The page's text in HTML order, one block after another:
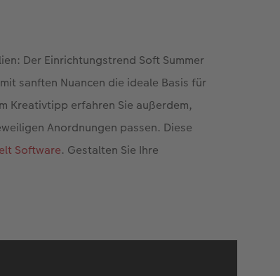
Der Einrichtungstrend Soft Summer
sanften Nuancen die ideale Basis für
Kreativtipp erfahren Sie außerdem,
Anordnungen passen. Diese
Software. Gestalten Sie Ihre